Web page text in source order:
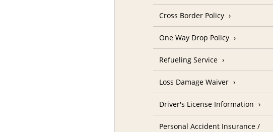
Cross Border Policy
One Way Drop Policy
Refueling Service
Loss Damage Waiver
Driver's License Information
Personal Accident Insurance /